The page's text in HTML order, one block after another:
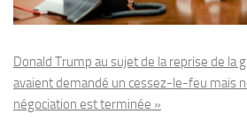
Donald Trump au sujet de la reprise de la
avaient demandé un cessez-le-feu mais
négociation est terminée »